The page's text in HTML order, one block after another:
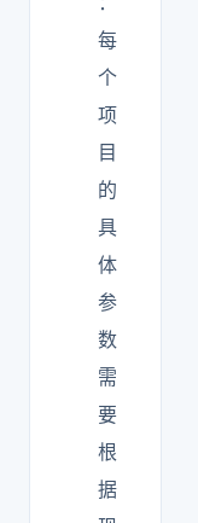
每
个
项
目
的
具
体
参
数
需
要
根
据